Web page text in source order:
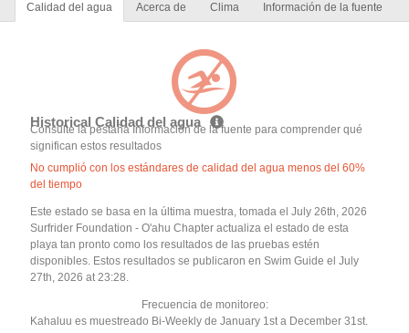
Calidad del agua Acerca de Clima Información de la fuente
Historical Calidad del agua
Consulte la pestaña Información de la fuente para comprender qué
significan estos resultados
No cumplió con los estándares de calidad del agua menos del 60%
del tiempo
Este estado se basa en la última muestra, tomada el July 26th, 2026
Surfrider Foundation - O'ahu Chapter actualiza el estado de esta
playa tan pronto como los resultados de las pruebas estén
disponibles. Estos resultados se publicaron en Swim Guide el July
27th, 2026 at 23:28.
Frecuencia de monitoreo:
Kahaluu es muestreado Bi-Weekly de January 1st a December 31st.